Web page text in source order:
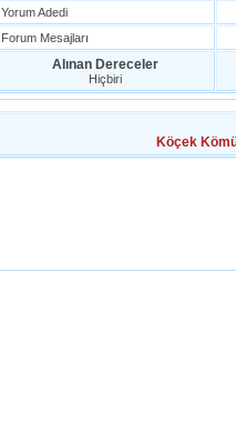
Yorum Adedi
Forum Mesajları
Alınan Dereceler
Hiçbiri
Köçek